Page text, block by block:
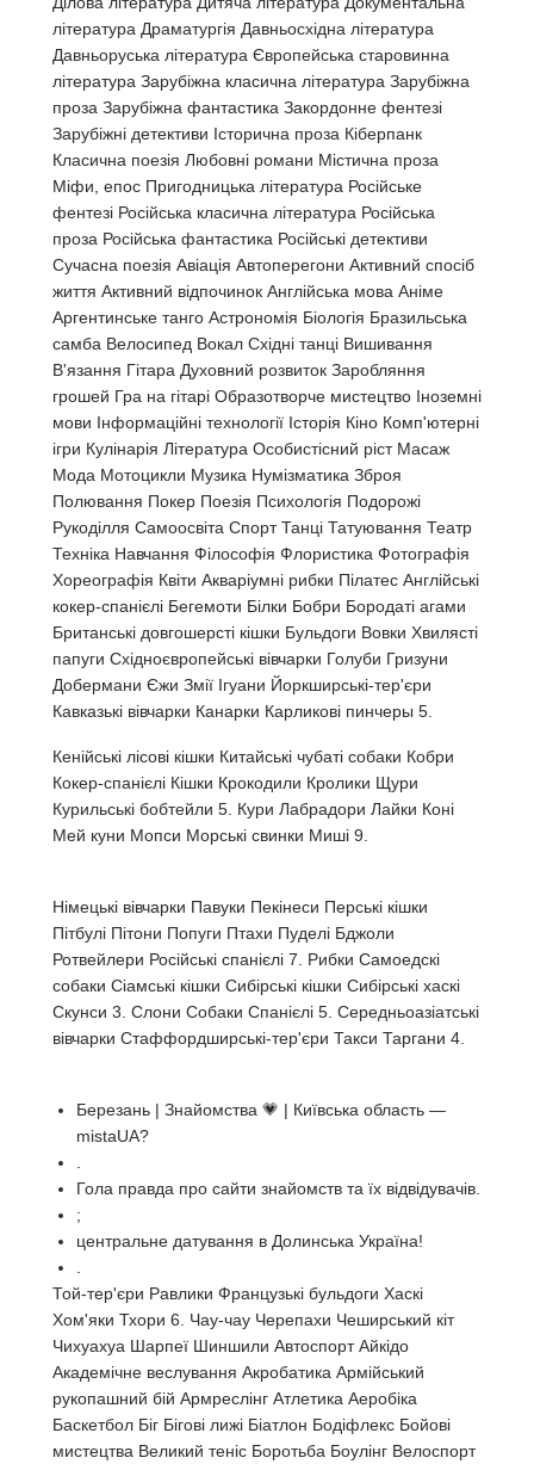
література Драматургія Давньосхідна література
Давньоруська література Європейська старовинна
література Зарубіжна класична література Зарубіжна
проза Зарубіжна фантастика Закордонне фентезі
Зарубіжні детективи Історична проза Кіберпанк
Класична поезія Любовні романи Містична проза
Міфи, епос Пригодницька література Російське
фентезі Російська класична література Російська
проза Російська фантастика Російські детективи
Сучасна поезія Авіація Автоперегони Активний спосіб
життя Активний відпочинок Англійська мова Аніме
Аргентинське танго Астрономія Біологія Бразильська
самба Велосипед Вокал Східні танці Вишивання
В'язання Гітара Духовний розвиток Заробляння
грошей Гра на гітарі Образотворче мистецтво Іноземні
мови Інформаційні технології Історія Кіно Комп'ютерні
ігри Кулінарія Література Особистісний ріст Масаж
Мода Мотоцикли Музика Нумізматика Зброя
Полювання Покер Поезія Психологія Подорожі
Рукоділля Самоосвіта Спорт Танці Татуювання Театр
Техніка Навчання Філософія Флористика Фотографія
Хореографія Квіти Акваріумні рибки Пілатес Англійські
кокер-спанієлі Бегемоти Білки Бобри Бородаті агами
Британські довгошерсті кішки Бульдоги Вовки Хвилясті
папуги Східноєвропейські вівчарки Голуби Гризуни
Добермани Єжи Змії Ігуани Йоркширські-тер'єри
Кавказькі вівчарки Канарки Карликові пинчеры 5.
Кенійські лісові кішки Китайські чубаті собаки Кобри
Кокер-спанієлі Кішки Крокодили Кролики Щури
Курильські бобтейли 5. Кури Лабрадори Лайки Коні
Мей куни Мопси Морські свинки Миші 9.
Німецькі вівчарки Павуки Пекінеси Перські кішки
Пітбулі Пітони Попуги Птахи Пуделі Бджоли
Ротвейлери Російські спанієлі 7. Рибки Самоедскі
собаки Сіамські кішки Сибірські кішки Сибірські хаскі
Скунси 3. Слони Собaки Спанієлі 5. Середньоазіатські
вівчарки Стаффордширські-тер'єри Такси Таргани 4.
Березань | Знайомства 💗 | Київська область —
mistaUA?
Гола правда про сайти знайомств та їх відвідувачів.
;
центральне датування в Долинська Україна!
Той-тер'єри Равлики Французькі бульдоги Хаскі
Хом'яки Тхори 6. Чау-чау Черепахи Чеширський кіт
Чихуахуа Шарпеї Шиншили Автоспорт Айкідо
Академічне веслування Акробатика Армійський
рукопашний бій Армреслінг Атлетика Аеробіка
Баскетбол Біг Бігові лижі Біатлон Бодіфлекс Бойові
мистецтва Великий теніс Боротьба Боулінг Велоспорт